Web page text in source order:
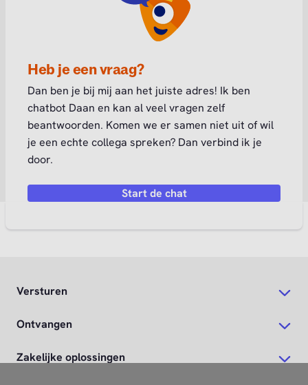
Heb je een vraag?
Dan ben je bij mij aan het juiste adres! Ik ben
chatbot Daan en kan al veel vragen zelf
beantwoorden. Komen we er samen niet uit of wil
je een echte collega spreken? Dan verbind ik je
door.
Start de chat
Versturen
Ontvangen
Zakelijke oplossingen